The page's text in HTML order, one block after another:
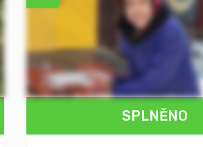
SPLNĚNO